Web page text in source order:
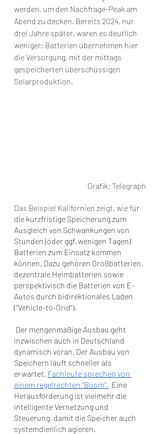
werden, um den Nachfrage-Peak am
Abend zu decken. Bereits 2024, nur
drei Jahre später, waren es deutlich
weniger: Batterien übernehmen hier
die Versorgung, mit der mittags
gespeicherten überschüssigen
Solarproduktion.
Grafik: Telegraph
Das Beispiel Kalifornien zeigt, wie für
die kurzfristige Speicherung zum
Ausgleich von Schwankungen von
Stunden (oder ggf. wenigen Tagen)
Batterien zum Einsatz kommen
können. Dazu gehören Großbatterien,
dezentrale Heimbatterien sowie
perspektivisch die Batterien von E-
Autos durch bidirektionales Laden
(“Vehicle-to-Grid”).
inzwischen auch in Deutschland
dynamisch voran. Der Ausbau von
Speichern läuft schneller als
erwartet. Fachleute sprechen von
einem regelrechten "Boom".
Eine
Herausforderung ist vielmehr die
intelligente Vernetzung und
Steuerung, damit die Speicher auch
systemdienlich agieren.